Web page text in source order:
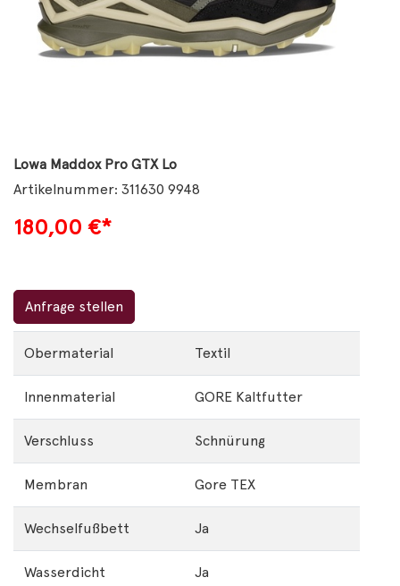
Lowa Maddox Pro GTX Lo
Artikelnummer: 311630 9948
180,00 €*
Anfrage stellen
Obermaterial Textil
Innenmaterial GORE Kaltfutter
Verschluss Schnürung
Membran Gore TEX
Wechselfußbett Ja
Wasserdicht Ja